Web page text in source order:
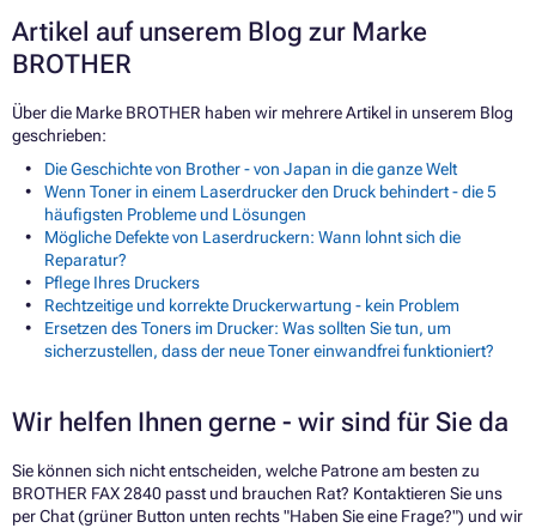
Artikel auf unserem Blog zur Marke
BROTHER
Über die Marke BROTHER haben wir mehrere Artikel in unserem Blog
geschrieben:
Die Geschichte von Brother - von Japan in die ganze Welt
Wenn Toner in einem Laserdrucker den Druck behindert - die 5
häufigsten Probleme und Lösungen
Mögliche Defekte von Laserdruckern: Wann lohnt sich die
Reparatur?
Pflege Ihres Druckers
Rechtzeitige und korrekte Druckerwartung - kein Problem
Ersetzen des Toners im Drucker: Was sollten Sie tun, um
sicherzustellen, dass der neue Toner einwandfrei funktioniert?
Wir helfen Ihnen gerne - wir sind für Sie da
Sie können sich nicht entscheiden, welche Patrone am besten zu
BROTHER FAX 2840 passt und brauchen Rat? Kontaktieren Sie uns
per Chat (grüner Button unten rechts "Haben Sie eine Frage?") und wir